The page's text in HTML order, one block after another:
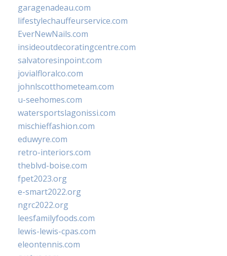
garagenadeau.com
lifestylechauffeurservice.com
EverNewNails.com
insideoutdecoratingcentre.com
salvatoresinpoint.com
jovialfloralco.com
johnlscotthometeam.com
u-seehomes.com
watersportslagonissi.com
mischieffashion.com
eduwyre.com
retro-interiors.com
theblvd-boise.com
fpet2023.org
e-smart2022.org
ngrc2022.org
leesfamilyfoods.com
lewis-lewis-cpas.com
eleontennis.com